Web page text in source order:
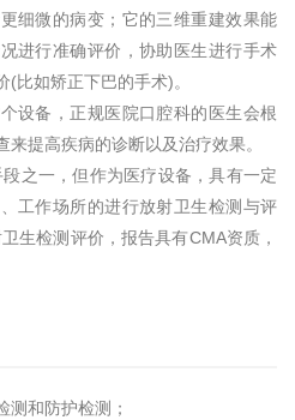
细微的病变；它的三维重建效果能
进行准确评价，协助医生进行手术
比如矫正下巴的手术)。
设备，正规医院口腔科的医生会根
提高疾病的诊断以及治疗效果。
之一，但作为医疗设备，具有一定
工作场所的进行放射卫生检测与评
生检测评价，报告具有CMA资质，
测和防护检测；